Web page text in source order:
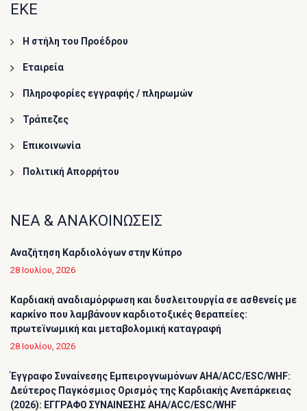
ΕΚΕ
Η στήλη του Προέδρου
Εταιρεία
Πληροφορίες εγγραφής / πληρωμών
Τράπεζες
Επικοινωνία
Πολιτική Απορρήτου
ΝΕΑ & ΑΝΑΚΟΙΝΩΣΕΙΣ
Αναζήτηση Καρδιολόγων στην Κύπρο
28 Ιουλίου, 2026
Καρδιακή αναδιαμόρφωση και δυσλειτουργία σε ασθενείς με
καρκίνο που λαμβάνουν καρδιοτοξικές θεραπείες:
πρωτεϊνωμική και μεταβολομική καταγραφή
28 Ιουλίου, 2026
Έγγραφο Συναίνεσης Εμπειρογνωμόνων AHA/ACC/ESC/WHF:
Δεύτερος Παγκόσμιος Ορισμός της Καρδιακής Ανεπάρκειας
(2026): ΕΓΓΡΑΦΟ ΣΥΝΑΙΝΕΣΗΣ AHA/ACC/ESC/WHF